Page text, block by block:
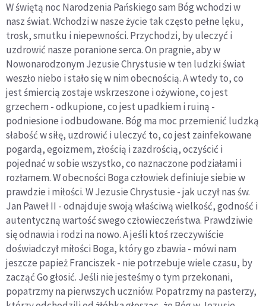
W świętą noc Narodzenia Pańskiego sam Bóg wchodzi w
nasz świat. Wchodzi w nasze życie tak często pełne lęku,
trosk, smutku i niepewności. Przychodzi, by uleczyć i
uzdrowić nasze poranione serca. On pragnie, aby w
Nowonarodzonym Jezusie Chrystusie w ten ludzki świat
weszło niebo i stało się w nim obecnością. A wtedy to, co
jest śmiercią zostaje wskrzeszone i ożywione, co jest
grzechem - odkupione, co jest upadkiem i ruiną -
podniesione i odbudowane. Bóg ma moc przemienić ludzką
słabość w siłę, uzdrowić i uleczyć to, co jest zainfekowane
pogardą, egoizmem, złością i zazdrością, oczyścić i
pojednać w sobie wszystko, co naznaczone podziałami i
rozłamem. W obecności Boga człowiek definiuje siebie w
prawdzie i miłości. W Jezusie Chrystusie - jak uczył nas św.
Jan Paweł II - odnajduje swoją właściwą wielkość, godność i
autentyczną wartość swego człowieczeństwa. Prawdziwie
się odnawia i rodzi na nowo. A jeśli ktoś rzeczywiście
doświadczył miłości Boga, który go zbawia - mówi nam
jeszcze papież Franciszek - nie potrzebuje wiele czasu, by
zacząć Go głosić. Jeśli nie jesteśmy o tym przekonani,
popatrzmy na pierwszych uczniów. Popatrzmy na pasterzy,